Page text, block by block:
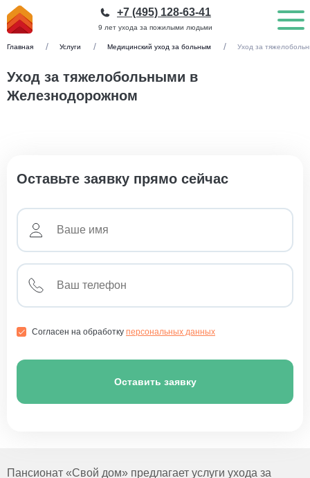
9 лет ухода за пожилыми людьми
+7 (495) 128-63-41
Главная Услуги Медицинский уход за больным Уход за
Уход за тяжелобольными в
Железнодорожном
Оставьте заявку прямо сейчас
Согласен на обработку персональных данных
Оставить заявку
Пансионат «Свой дом» предлагает услуги ухода за